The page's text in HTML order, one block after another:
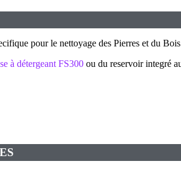
pour le nettoyage des Pierres et du
à détergeant FS300 ou du reservoir integré